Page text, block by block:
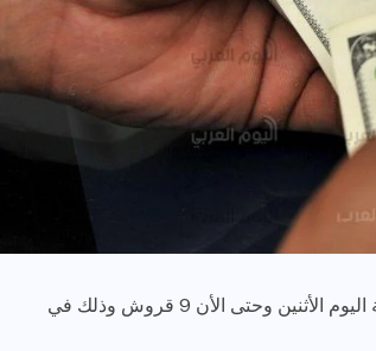
لأول مرة منذ قرابة ثلاثة أشهر، تراجع سعر الدولار منذ التعاملات الصباحية اليوم الأثنين وحتى الأن 9 قروش وذلك في
أخبار عامة رياضة وفن